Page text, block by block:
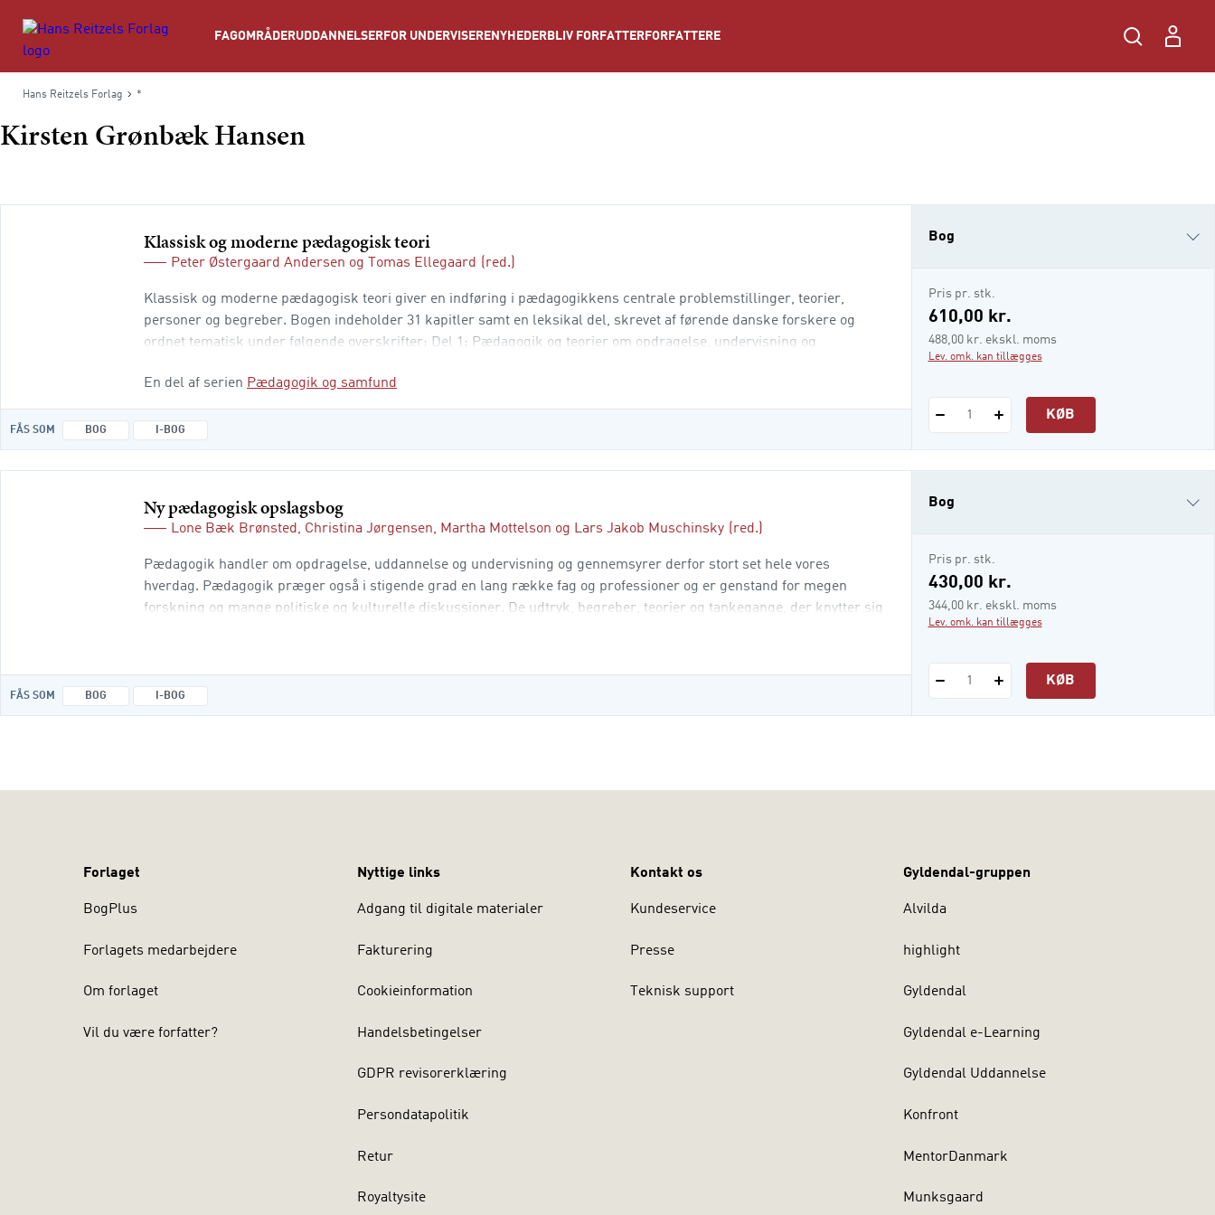
FAGOMRÅDERUDDANNELSER FOR UNDERVISERE NYHEDER BLIV FORFATTER FORFATTERE
Hans Reitzels Forlag *
Kirsten Grønbæk Hansen
Klassisk og moderne pædagogisk teori
Peter Østergaard Andersen og Tomas Ellegaard (red.)
Klassisk og moderne pædagogisk teori giver en indføring i pædagogikkens centrale problemstillinger, teorier,
personer og begreber. Bogen indeholder 31 kapitler samt en leksikal del, skrevet af førende danske forskere og
ordnet tematisk under følgende overskrifter: Del 1: Pædagogik og teorier om opdragelse, undervisning og
En del af serien Pædagogik og samfund
FÅS SOM BOG I-BOG
Bog
i-bog
Pris pr. stk.
610,00 kr.
488,00 kr. ekskl. moms
Lev. omk. kan tillægges
1 KØB
Ny pædagogisk opslagsbog
Lone Bæk Brønsted, Christina Jørgensen, Martha Mottelson og Lars Jakob Muschinsky (red.)
Pædagogik handler om opdragelse, uddannelse og undervisning og gennemsyrer derfor stort set hele vores
hverdag. Pædagogik præger også i stigende grad en lang række fag og professioner og er genstand for megen
forskning og mange politiske og kulturelle diskussioner. De udtryk, begreber, teorier og tankegange, der knytter sig
FÅS SOM BOG I-BOG
Bog
i-bog
Pris pr. stk.
430,00 kr.
344,00 kr. ekskl. moms
Lev. omk. kan tillægges
1 KØB
Forlaget
BogPlus
Forlagets medarbejdere
Om forlaget
Vil du være forfatter?
Nyttige links
Adgang til digitale materialer
Fakturering
Cookieinformation
Handelsbetingelser
GDPR revisorerklæring
Persondatapolitik
Retur
Royaltysite
Kontakt os
Kundeservice
Presse
Teknisk support
Gyldendal-gruppen
Alvilda
highlight
Gyldendal
Gyldendal e-Learning
Gyldendal Uddannelse
Konfront
MentorDanmark
Munksgaard